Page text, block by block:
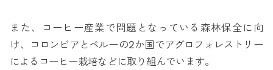
また、コーヒー産業で問題となっている森林保全に向
け、コロンビアとペルーの2か国でアグロフォレストリー
によるコーヒー栽培などに取り組んでいます。